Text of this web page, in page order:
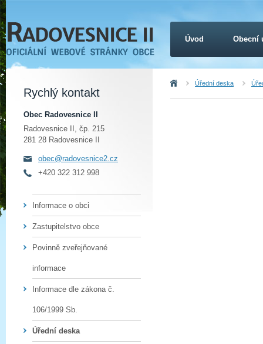
Úvod Úřední deska
Rychlý kontakt
Obec Radovesnice II
Radovesnice II, čp. 215
281 28 Radovesnice II
obec@radovesnice2.cz
+420 322 312 998
Informace o obci
Zastupitelstvo obce
Povinně zveřejňované
informace
Informace dle zákona č.
106/1999 Sb.
Úřední deska
Úvod Obecní